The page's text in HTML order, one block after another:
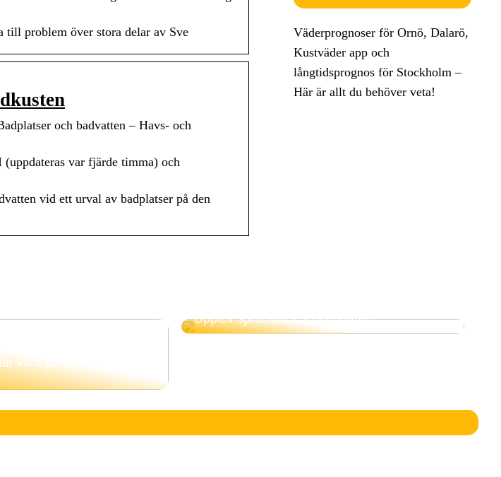
till problem över stora delar av Sve
och badvatten – Havs- och
var fjärde timma) och
vid ett urval av badplatser på den
Väderprognoser för Ornö, Dalarö,
Kustväder app och
långtidsprognos för Stockholm –
Här är allt du behöver veta!
vara på överskottsel och
Upplev sprudlande Köpenhamn